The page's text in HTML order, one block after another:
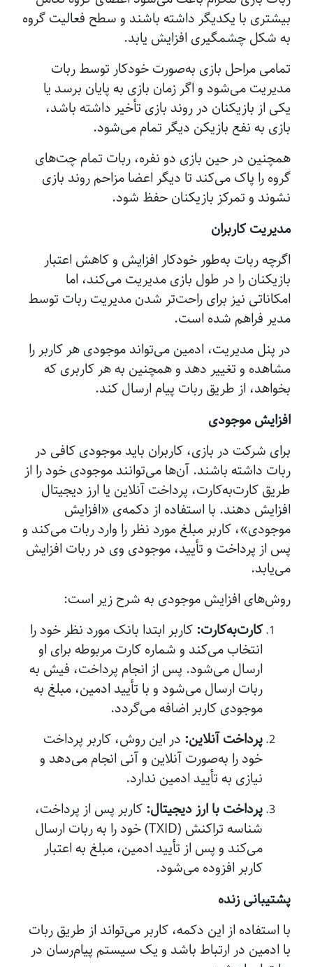
بیشتری با یکدیگر داشته باشند و سطح فعالیت گروه
به شکل چشمگیری افزایش یابد.
تمامی مراحل بازی به‌صورت خودکار توسط ربات
مدیریت می‌شود و اگر زمان بازی به پایان برسد یا
یکی از بازیکنان در روند بازی تأخیر داشته باشد،
بازی به نفع بازیکن دیگر تمام می‌شود.
همچنین در حین بازی دو نفره، ربات تمام چت‌های
گروه را پاک می‌کند تا دیگر اعضا مزاحم روند بازی
نشوند و تمرکز بازیکنان حفظ شود.
مدیریت کاربران
اگرچه ربات به‌طور خودکار افزایش و کاهش اعتبار
بازیکنان را در طول بازی مدیریت می‌کند، اما
امکاناتی نیز برای راحت‌تر شدن مدیریت ربات توسط
مدیر فراهم شده است.
در پنل مدیریت، ادمین می‌تواند موجودی هر کاربر را
مشاهده و تغییر دهد و همچنین به هر کاربری که
بخواهد، از طریق ربات پیام ارسال کند.
افزایش موجودی
برای شرکت در بازی، کاربران باید موجودی کافی در
ربات داشته باشند. آن‌ها می‌توانند موجودی خود را از
طریق کارت‌به‌کارت، پرداخت آنلاین یا ارز دیجیتال
افزایش دهند. با استفاده از دکمه‌ی «افزایش
موجودی»، کاربر مبلغ مورد نظر را وارد ربات می‌کند و
پس از پرداخت و تأیید، موجودی وی در ربات افزایش
می‌یابد.
روش‌های افزایش موجودی به شرح زیر است:
کارت‌به‌کارت: کاربر ابتدا بانک مورد نظر خود را
انتخاب می‌کند و شماره کارت مربوطه برای او
ارسال می‌شود. پس از انجام پرداخت، فیش به
ربات ارسال می‌شود و با تأیید ادمین، مبلغ به
موجودی کاربر اضافه می‌گردد.
پرداخت آنلاین: در این روش، کاربر پرداخت
خود را به‌صورت آنلاین و آنی انجام می‌دهد و
نیازی به تأیید ادمین ندارد.
پرداخت با ارز دیجیتال: کاربر پس از پرداخت،
شناسه تراکنش (TXID) خود را به ربات ارسال
می‌کند و پس از تأیید ادمین، مبلغ به اعتبار
کاربر افزوده می‌شود.
پشتیبانی زنده
با استفاده از این دکمه، کاربر می‌تواند از طریق ربات
با ادمین در ارتباط باشد و یک سیستم پیام‌رسان در